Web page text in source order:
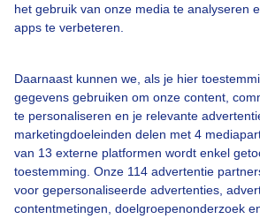
het gebruik van onze media te analyseren
apps te verbeteren.
Daarnaast kunnen we, als je hier
gegevens gebruiken om onze content,
te personaliseren en je relevante
marketingdoeleinden delen met 4
van 13 externe platformen wordt enkel
toestemming. Onze 114 advertentie
voor gepersonaliseerde advertenties,
contentmetingen, doelgroepenonderzoek
Bekijk slideshow
Een moment geduld